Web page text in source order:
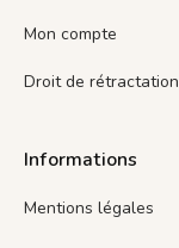
Mon compte
Droit de rétractation
Informations
Mentions légales